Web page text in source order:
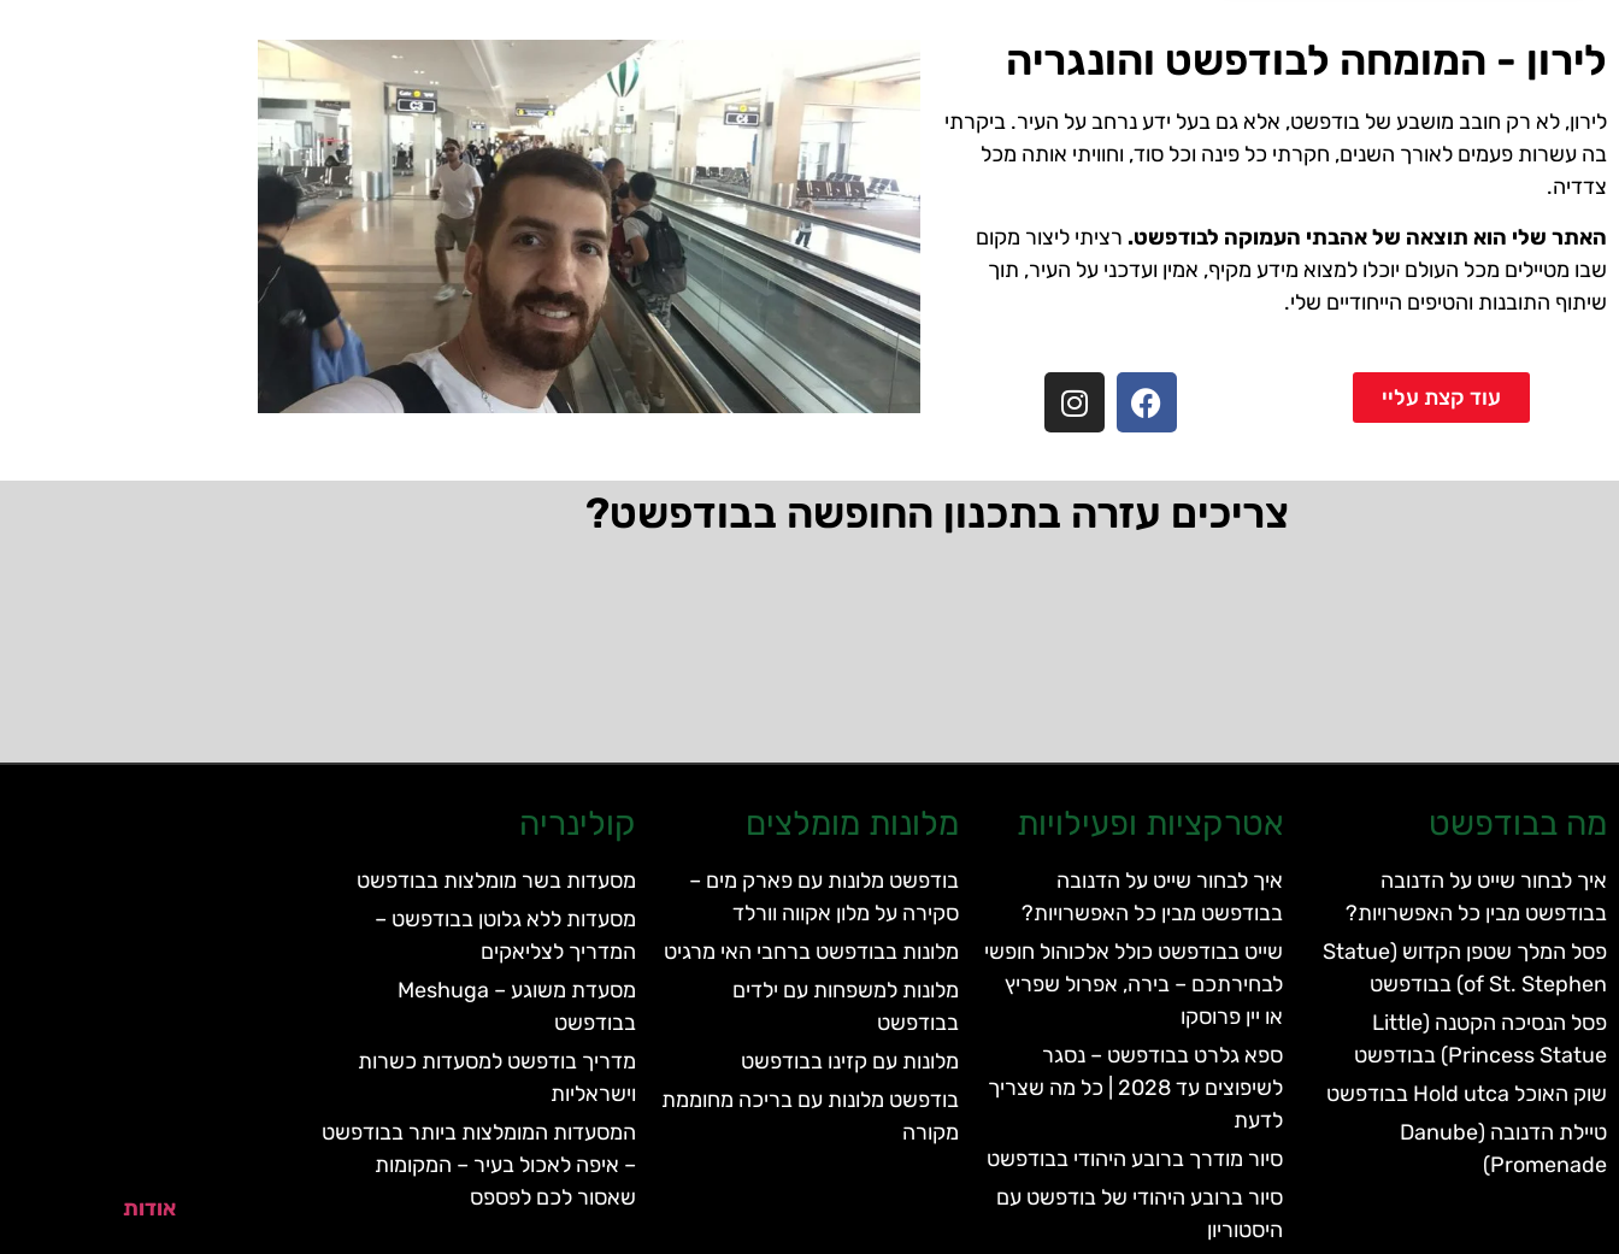
לירון - המומחה לבודפשט והונגריה
לירון, לא רק חובב מושבע של בודפשט, אלא גם בעל ידע נרחב על העיר. ביקרתי
בה עשרות פעמים לאורך השנים, חקרתי כל פינה וכל סוד, וחוויתי אותה מכל
צדדיה.
האתר שלי הוא תוצאה של אהבתי העמוקה לבודפשט. רציתי ליצור מקום
שבו מטיילים מכל העולם יוכלו למצוא מידע מקיף, אמין ועדכני על העיר, תוך
שיתוף התובנות והטיפים הייחודיים שלי.
עוד קצת עליי
צריכים עזרה בתכנון החופשה בבודפשט?
מה בבודפשט
איך לבחור שייט על הדנובה
בבודפשט מבין כל האפשרויות?
פסל המלך שטפן הקדוש (Statue
of St. Stephen) בבודפשט
פסל הנסיכה הקטנה (Little
Princess Statue) בבודפשט
שוק האוכל Hold utca בבודפשט
טיילת הדנובה (Danube
Promenade)
אטרקציות ופעילויות
איך לבחור שייט על הדנובה
בבודפשט מבין כל האפשרויות?
שייט בבודפשט כולל אלכוהול חופשי
לבחירתכם – בירה, אפרול שפריץ
או יין פרוסקו
ספא גלרט בבודפשט – נסגר
לשיפוצים עד 2028 | כל מה שצריך
לדעת
סיור מודרך ברובע היהודי בבודפשט
סיור ברובע היהודי של בודפשט עם
היסטוריון
מלונות מומלצים
בודפשט מלונות עם פארק מים –
סקירה על מלון אקווה וורלד
מלונות בבודפשט ברחבי האי מרגיט
מלונות למשפחות עם ילדים
בבודפשט
מלונות עם קזינו בבודפשט
בודפשט מלונות עם בריכה מחוממת
מקורה
קולינריה
מסעדות בשר מומלצות בבודפשט
מסעדות ללא גלוטן בבודפשט –
המדריך לצליאקים
מסעדת משוגע – Meshuga
בבודפשט
מדריך בודפשט למסעדות כשרות
וישראליות
המסעדות המומלצות ביותר בבודפשט
– איפה לאכול בעיר – המקומות
שאסור לכם לפספס
אודות